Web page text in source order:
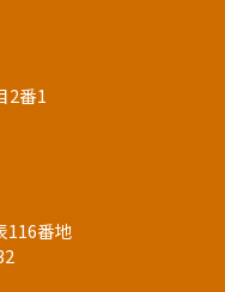
2番1
116番地